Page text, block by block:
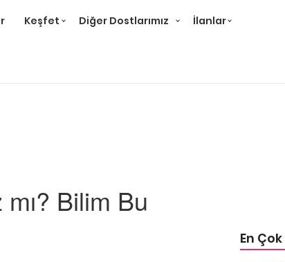
Keşfet Diğer Dostlarımız İlanlar
Bilim Bu
En